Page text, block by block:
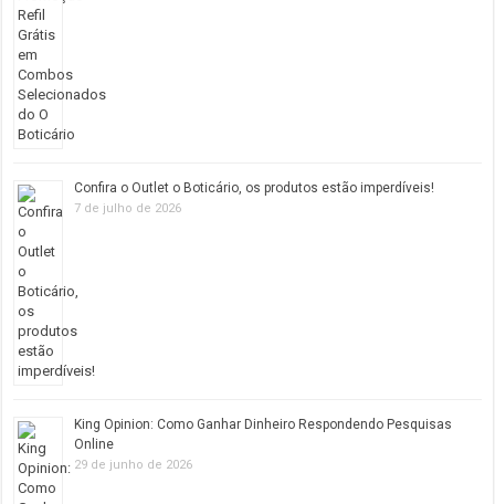
Confira o Outlet o Boticário, os produtos estão imperdíveis!
7 de julho de 2026
King Opinion: Como Ganhar Dinheiro Respondendo Pesquisas
Online
29 de junho de 2026